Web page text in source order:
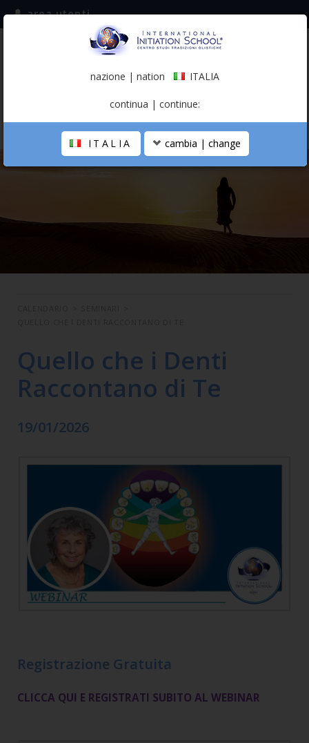
iscriviti alla mailing list
(italiano)
area utenti
LA SCUOLA
Quello che i Denti
Raccontano di Te
19/01/2026
Registrazione Gratuita
CLICCA QUI E REGISTRATI SUBITO AL WEBINAR
nazione | nation ITALIA
continua | continue:
ITALIA cambia | change